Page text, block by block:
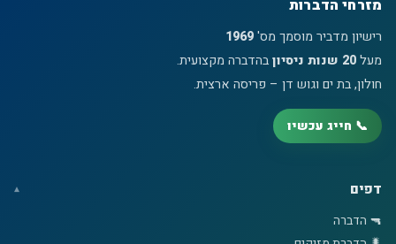
מזרחי הדברות
רישיון מדביר מוסמך מס'1969
מעל20 שנות ניסיון
בהדברה מקצועית.
חולון, בת ים וגוש דן – פריסה ארצית.
📞 חייג עכשיו
דפים
🔫 הדברה